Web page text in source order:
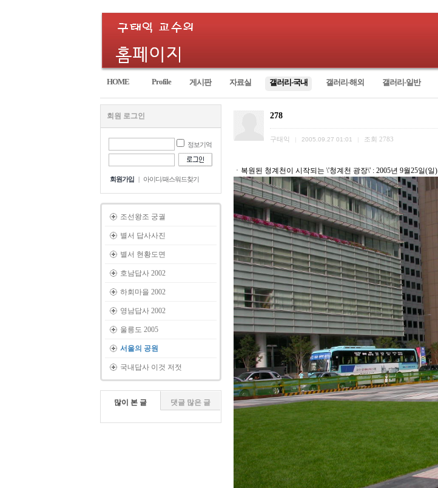
HOME Profile 게시판 자료실 갤러리-국내 갤러리-해외 갤러리-일반
회원 로그인
정보기억
회원가입 | 아이디/패스워드찾기
조선왕조 궁궐
별서 답사사진
별서 현황도면
호남답사 2002
하회마을 2002
영남답사 2002
울릉도 2005
서울의 공원
국내답사 이것 저젓
많이 본 글 댓글 많은 글
278
구태익 2005.09.27 01:01 조회 2783
ㆍ복원된 청계천이 시작되는 \'청계천 광장\' : 2005년 9월25일(일)